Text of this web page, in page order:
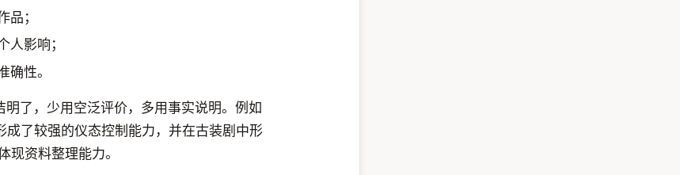
；
影响；
性。
了，少用空泛评价，多用事实说明。例如
成了较强的仪态控制能力，并在古装剧中形
现资料整理能力。